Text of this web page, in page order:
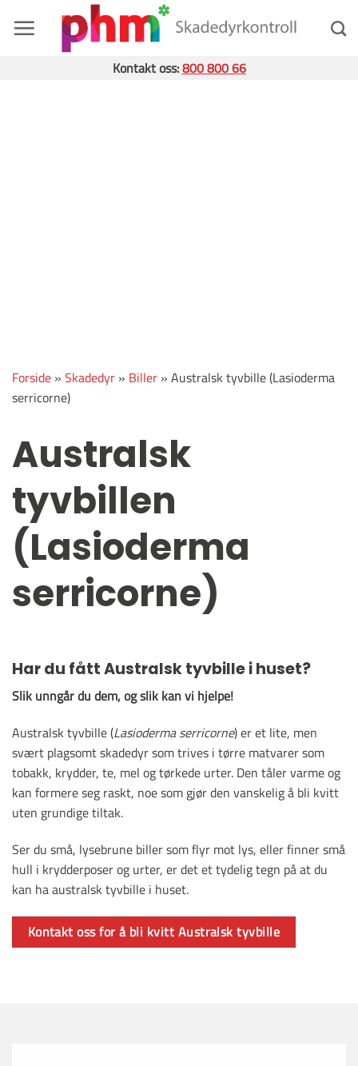
Kontakt oss:800 800 66
Forside » Skadedyr » Biller » Australsk tyvbille (Lasioderma
serricorne)
Australsk
tyvbillen
(Lasioderma
serricorne)
Har du fått Australsk tyvbille i huset?
Slik unngår du dem, og slik kan vi hjelpe!
Australsk tyvbille (Lasioderma serricorne) er et lite, men
svært plagsomt skadedyr som trives i tørre matvarer som
tobakk, krydder, te, mel og tørkede urter. Den tåler varme og
kan formere seg raskt, noe som gjør den vanskelig å bli kvitt
uten grundige tiltak.
Ser du små, lysebrune biller som flyr mot lys, eller finner små
hull i krydderposer og urter, er det et tydelig tegn på at du
kan ha australsk tyvbille i huset.
Kontakt oss for å bli kvitt Australsk tyvbille